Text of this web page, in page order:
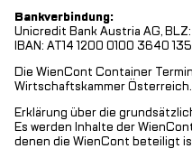
Bankverbindung:
Unicredit Bank Austria AG,
IBAN: AT14 1200 0100 3640
Die WienCont Container
Wirtschaftskammer Österreich.
Erklärung über die
Es werden Inhalte der
denen die WienCont beteiligt